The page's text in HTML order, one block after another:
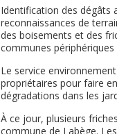
Identification des dégâts
reconnaissances de
des boisements et des
communes
Le service
propriétaires pour faire
dégradations dans les
À ce jour, plusieurs
commune de Labège.